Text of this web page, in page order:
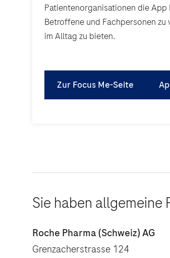
Patientenorganisationen die App
Betroffene und Fachpersonen
im Alltag zu bieten.
Zur Focus Me-Seite
Sie haben allgemeine
Roche Pharma (Schweiz) AG
Grenzacherstrasse 124